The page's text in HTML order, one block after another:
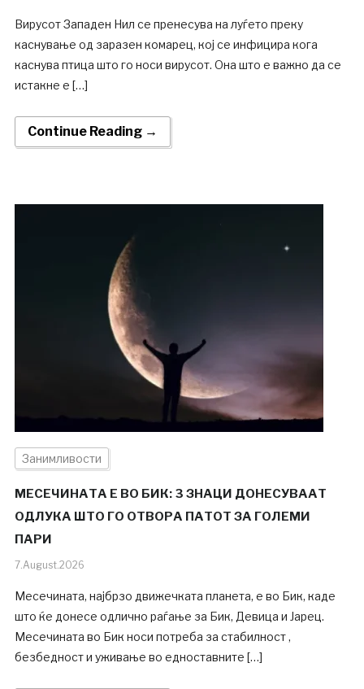
Вирусот Западен Нил се пренесува на луѓето преку
каснување од заразен комарец, кој се инфицира кога
каснува птица што го носи вирусот. Она што е важно да се
истакне е […]
Continue Reading →
Занимливости
МЕСЕЧИНАТА Е ВО БИК: 3 ЗНАЦИ ДОНЕСУВААТ
ОДЛУКА ШТО ГО ОТВОРА ПАТОТ ЗА ГОЛЕМИ
ПАРИ
7.August.2026
Месечината, најбрзо движечката планета, е во Бик, каде
што ќе донесе одлично раѓање за Бик, Девица и Јарец.
Месечината во Бик носи потреба за стабилност ,
безбедност и уживање во едноставните […]